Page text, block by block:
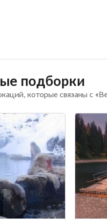
подборки
которые связаны с